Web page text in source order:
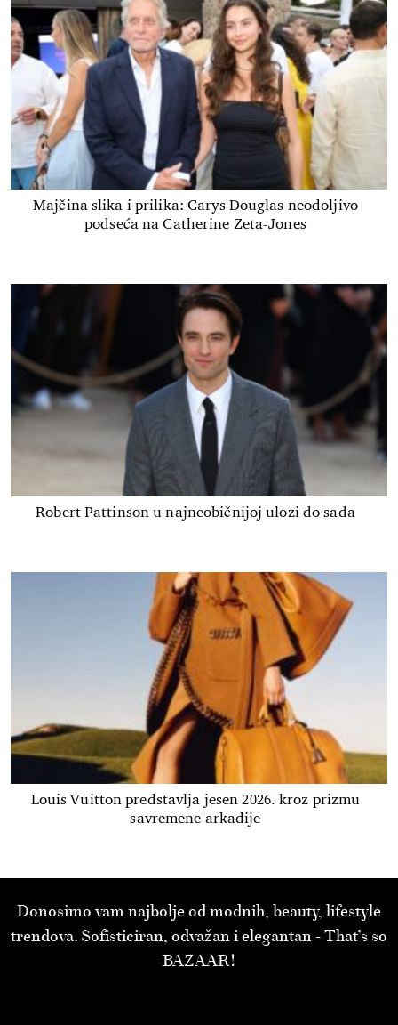
Majčina slika i prilika: Carys Douglas neodoljivo
podseća na Catherine Zeta-Jones
Robert Pattinson u najneobičnijoj ulozi do sada
Louis Vuitton predstavlja jesen 2026. kroz prizmu
savremene arkadije
Donosimo vam najbolje od modnih, beauty, lifestyle
trendova. Sofisticiran, odvažan i elegantan - That’s so
BAZAAR!